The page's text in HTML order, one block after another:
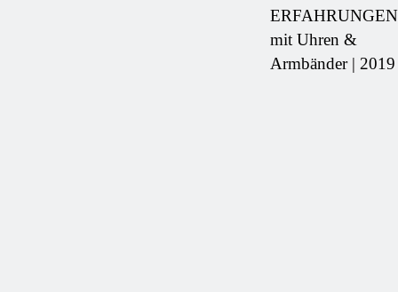
ERFAHRUNGEN
mit Uhren &
Armbänder | 2019